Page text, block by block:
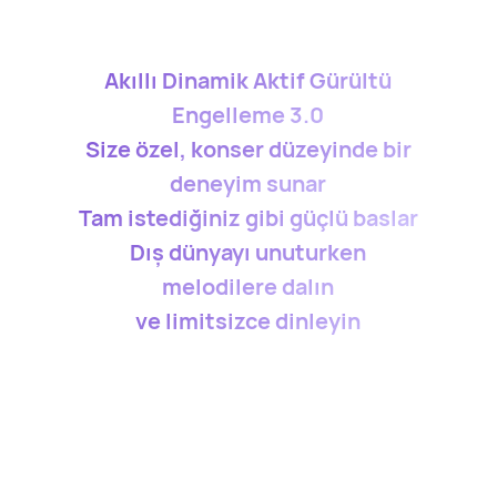
Akıllı Dinamik Aktif Gürültü
Engelleme 3.0
Size özel, konser düzeyinde bir
deneyim sunar
Tam istediğiniz gibi güçlü baslar
Dış dünyayı unuturken
melodilere dalın
ve limitsizce dinleyin